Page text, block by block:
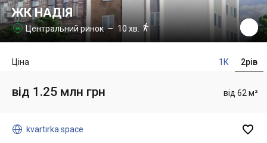
ЖК НАДІЯ
 Центральний ринок– 10 хв. 
1К 2рів
Ціна
від 62 м²
від 1.25 млн грн
 kvartirka.space 